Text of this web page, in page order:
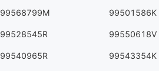
99568799M 99501586K
99528545R 99550618V
99540965R 99543354K